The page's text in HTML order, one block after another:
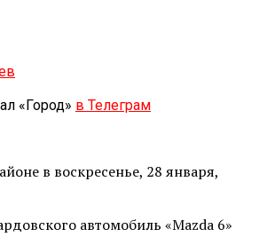
«Город» в Телеграм
в воскресенье, 28 января,
автомобиль «Mazda 6»